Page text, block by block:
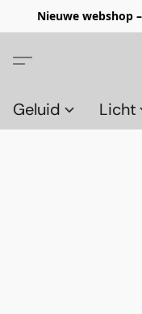
Nieuwe webshop
Geluid Licht